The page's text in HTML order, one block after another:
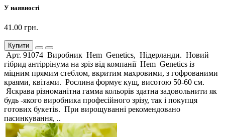
У наявності
41.00 грн.
Купити
Арт. 91074 Виробник Hem Genetics, Нідерланди. Новий
гібрид антіррінума на зріз від компанії Hem Genetics із
міцним прямим стеблом, вкритим махровими, з гофрованими
краями, квітами. Рослина формує кущ, висотою 50-60 см.
Яскрава різноманітна гамма кольорів здатна задовольнити як
будь -якого виробника професійного зрізу, так і покупця
готових букетів. При вирощуванні рекомендовано
пасинкування, ..